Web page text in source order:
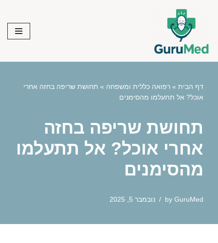
content
דף הבית » רפואה כללית ומשפחה » תחושת שריפה בחזה אחרי
אוכל? אל תתעלמו מהסימנים
תחושת שריפה בחזה
אחרי אוכל? אל תתעלמו
מהסימנים
by GuruMed נובמבר 5, 2025